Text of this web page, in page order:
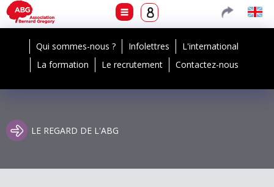
Qui sommes-nous ? Infolettres
L'international
La formation
Le recrutement Contactez-nous
LE REGARD DE L'ABG